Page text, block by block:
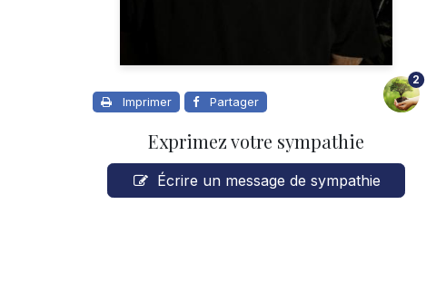
Imprimer Partager
2
Exprimez votre sympathie
Écrire un message de sympathie